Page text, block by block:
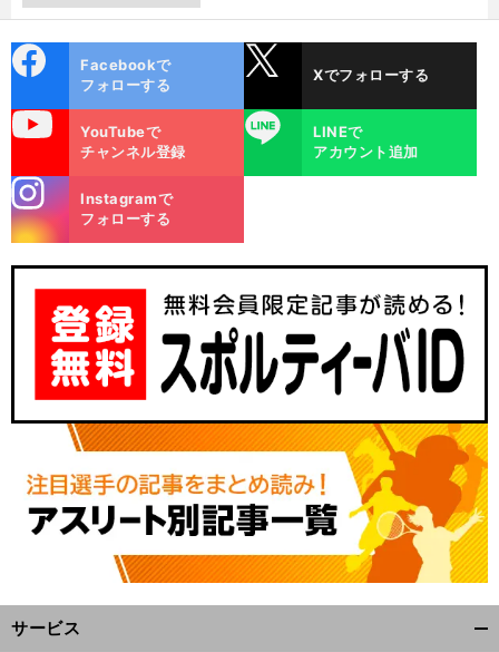
ok
Facebookで
フォローする
Xでフォローする
YouTubeで
チャンネル登録
LINE
LINEで
アカウント追加
m
Instagramで
フォローする
サービス